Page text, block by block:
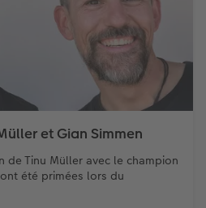
et Gian Simmen
de Tinu Müller avec le champion
été primées lors du